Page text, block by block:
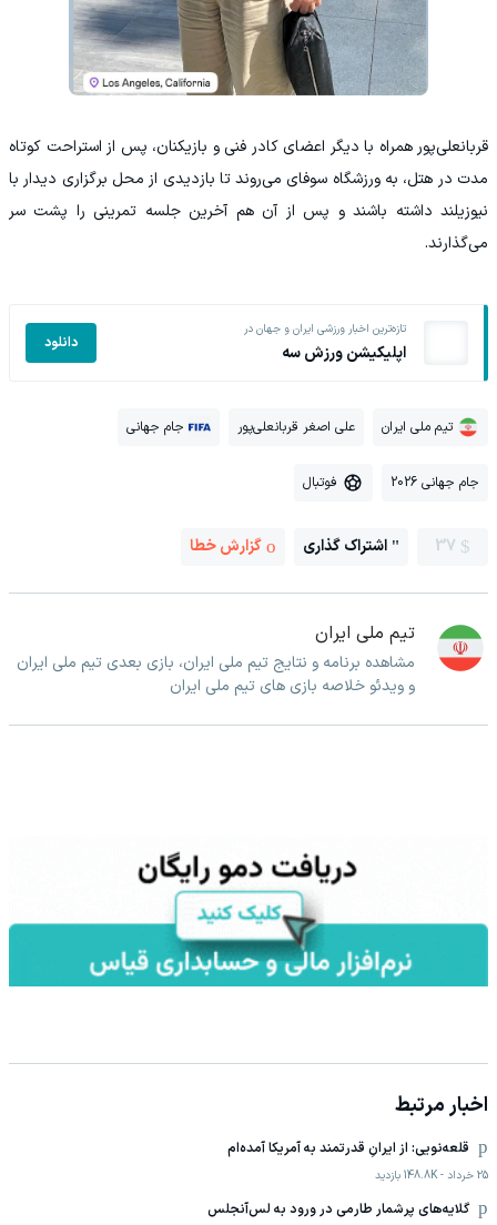
قربانعلی‌پور همراه با دیگر اعضای کادر فنی و بازیکنان، پس از استراحت کوتاه
مدت در هتل، به ورزشگاه سوفای می‌روند تا بازدیدی از محل برگزاری دیدار با
نیوزیلند داشته باشند و پس از آن هم آخرین جلسه تمرینی را پشت سر
می‌گذارند.
تازه‌ترین اخبار ورزشی ایران و جهان در
اپلیکیشن ورزش سه دانلود
تیم ملی ایران علی اصغر قربانعلی‌پور جام جهانی
جام جهانی 2026 فوتبال
37 اشتراک گذاری گزارش خطا
تیم ملی ایران
مشاهده برنامه و نتایج تیم ملی ایران، بازی بعدی تیم ملی ایران
و ویدئو خلاصه بازی های تیم ملی ایران
اخبار مرتبط
قلعه‌نویی: از ایرانِ قدرتمند به آمریکا آمده‌ام
25 خرداد -
148.8K بازدید
گلایه‌های پرشمار طارمی در ورود به لس‌آنجلس